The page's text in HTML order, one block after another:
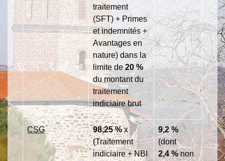
traitement
(SFT) + Primes
et indemnités +
Avantages en
nature) dans la
limite de 20 %
du montant du
traitement
indiciaire brut
CSG 98,25 %x
(Traitement
indiciaire + NBI
9,2 %
(dont
2,4 %non